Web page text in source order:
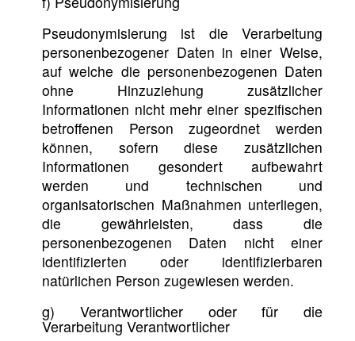
Pseudonymisierung ist die Verarbeitung
personenbezogener Daten in einer Weise,
auf welche die personenbezogenen Daten
ohne Hinzuziehung zusätzlicher
Informationen nicht mehr einer spezifischen
betroffenen Person zugeordnet werden
können, sofern diese zusätzlichen
Informationen gesondert aufbewahrt
werden und technischen und
organisatorischen Maßnahmen unterliegen,
die gewährleisten, dass die
personenbezogenen Daten nicht einer
identifizierten oder identifizierbaren
natürlichen Person zugewiesen werden.
g) Verantwortlicher oder für die
Verarbeitung Verantwortlicher